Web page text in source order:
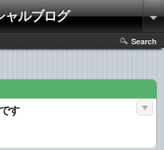
ャルブログ
Search
す